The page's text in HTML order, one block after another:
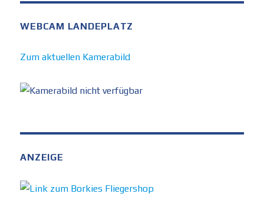
WEBCAM LANDEPLATZ
Zum aktuellen Kamerabild
ANZEIGE